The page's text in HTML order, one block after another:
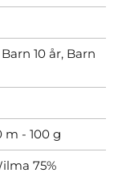
Barn 10 år, Barn
m - 100 g
75%